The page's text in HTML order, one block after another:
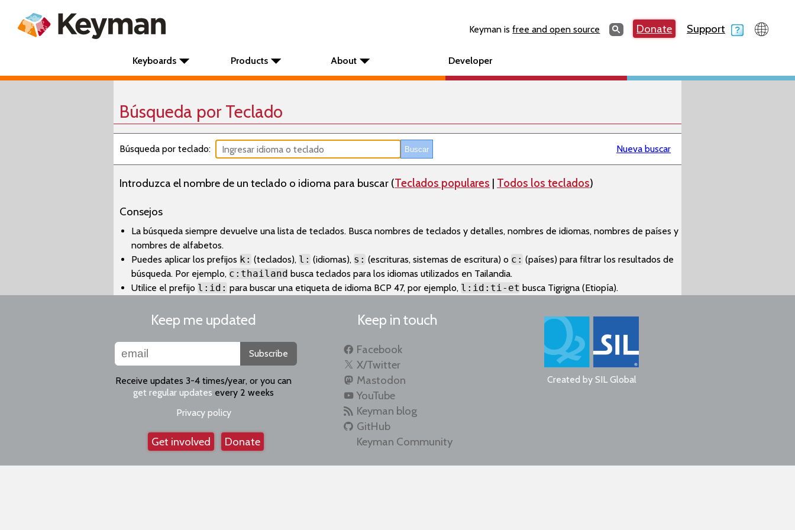
Keyman isfree and open source SearchSearchDonate Support
Keyboards Products About Developer
Búsqueda por Teclado
Búsqueda por teclado: Nueva buscar
Introduzca el nombre de un teclado o idioma para buscar (Teclados populares | Todos los teclados)
Consejos
La búsqueda siempre devuelve una lista de teclados. Busca nombres de teclados y detalles, nombres de idiomas, nombres de países y
nombres de alfabetos.
Puedes aplicar los prefijos k: (teclados), l: (idiomas), s: (escrituras, sistemas de escritura) o c: (países) para filtrar los resultados de
búsqueda. Por ejemplo, c:thailand busca teclados para los idiomas utilizados en Tailandia.
Utilice el prefijo l:id: para buscar una etiqueta de idioma BCP 47, por ejemplo, l:id:ti-et busca Tigrigna (Etiopía).
Keep me updated
Subscribe
Receive updates 3-4 times/year, or you can
get regular updates every 2 weeks
Privacy policy
Get involved Donate
Keep in touch
Facebook
X/Twitter
Mastodon
YouTube
Keyman blog
GitHub
Keyman Community
Created by SIL Global